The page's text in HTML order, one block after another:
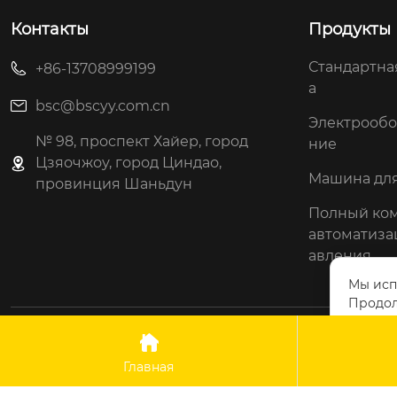
Контакты
+86-13708999199
bsc@bscyy.com.cn
№ 98, проспект Хайер, город
Цзяочжоу, город Циндао,
провинция Шаньдун
Продукты
а
ние
Машина
Полный
авления
Авторские

Главная
Мы